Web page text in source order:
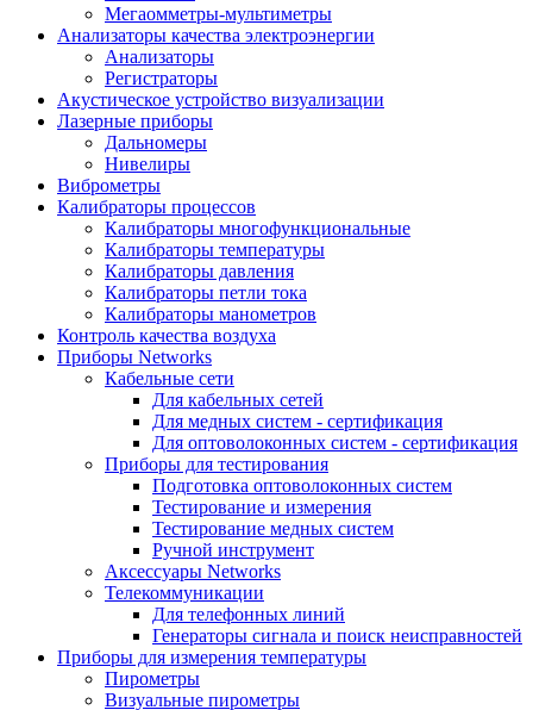
Мегаомметры-мультиметры
Анализаторы качества электроэнергии
Анализаторы
Регистраторы
Акустическое устройство визуализации
Лазерные приборы
Дальномеры
Нивелиры
Виброметры
Калибраторы процессов
Калибраторы многофункциональные
Калибраторы температуры
Калибраторы давления
Калибраторы петли тока
Калибраторы манометров
Контроль качества воздуха
Приборы Networks
Кабельные сети
Для кабельных сетей
Для медных систем - сертификация
Для оптоволоконных систем - сертификация
Приборы для тестирования
Подготовка оптоволоконных систем
Тестирование и измерения
Тестирование медных систем
Ручной инструмент
Аксессуары Networks
Телекоммуникации
Для телефонных линий
Генераторы сигнала и поиск неисправностей
Приборы для измерения температуры
Пирометры
Визуальные пирометры